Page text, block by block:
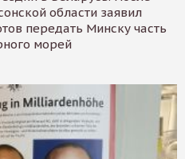
области заявил
передать Минску часть
морей